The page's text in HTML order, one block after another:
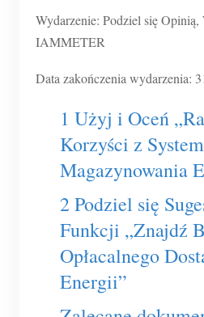
Trójfazowy licznik
Kontroler mocy WiFi
IAMMETER Cloud Pro
Usługa self-hosting
Ładowarka EV
Symulator IAMMETER
Licznik wirtualny
System prognozowania i
Aplikacje
Sklep
Wydarzenie: Podziel się
IAMMETER
Data zakończenia wydarzenia:
1 Użyj i Oceń
Korzyści z
Magazynowania
2 Podziel się
Funkcji „Znajdź
Opłacalnego
Energii”